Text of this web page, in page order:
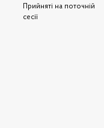
Прийняті на поточній
сесії